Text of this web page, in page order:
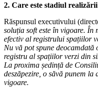
2. Care este stadiul realizării
Răspunsul executivului
soluția soft este în vigoare. În
efectiv al registrului spațiilor
Nu vă pot spune
registru al spațiilor verzi din
La proxima ședință de
deszăpezire, o săvă punem
vigoare.